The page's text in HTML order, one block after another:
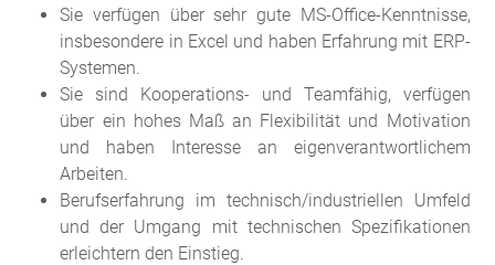
Sie verfügen über sehr gute MS-Office-Kenntnisse,
insbesondere in Excel und haben Erfahrung mit ERP-
Systemen.
Sie sind Kooperations- und Teamfähig, verfügen
über ein hohes Maß an Flexibilität und Motivation
und haben Interesse an eigenverantwortlichem
Arbeiten.
Berufserfahrung im technisch/industriellen Umfeld
und der Umgang mit technischen Spezifikationen
erleichtern den Einstieg.